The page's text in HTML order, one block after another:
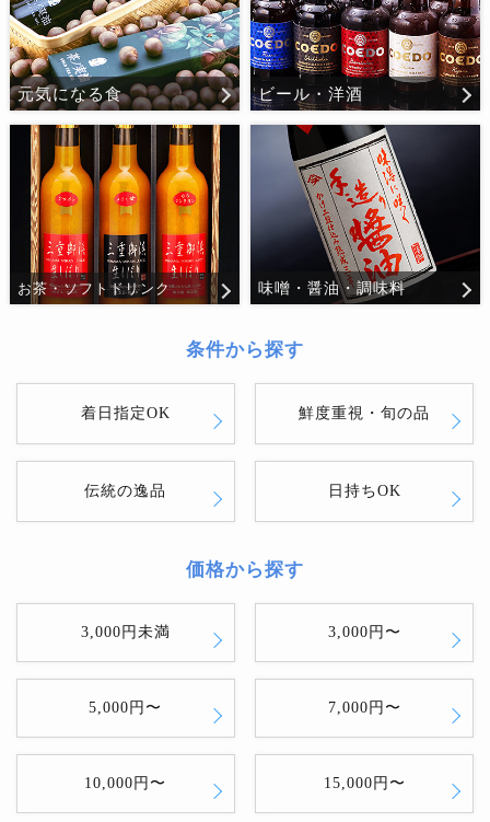
元気になる食 ビール・洋酒
お茶・ソフトドリンク 味噌・醤油・調味料
条件から探す
着日指定OK 鮮度重視・旬の品
伝統の逸品 日持ちOK
価格から探す
3,000円未満 3,000円〜
5,000円〜 7,000円〜
10,000円〜 15,000円〜